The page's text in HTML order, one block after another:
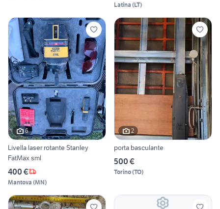
Latina (LT)
6
Livella laser rotante Stanley
FatMax sml
400 €
Mantova (MN)
2
porta basculante
500 €
Torino(TO)